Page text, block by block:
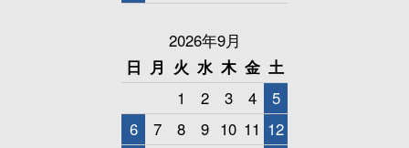
2026年9月
日 月 火 水 木 金 土
1
2 3 4
5
6
7 8 9 10 11 12